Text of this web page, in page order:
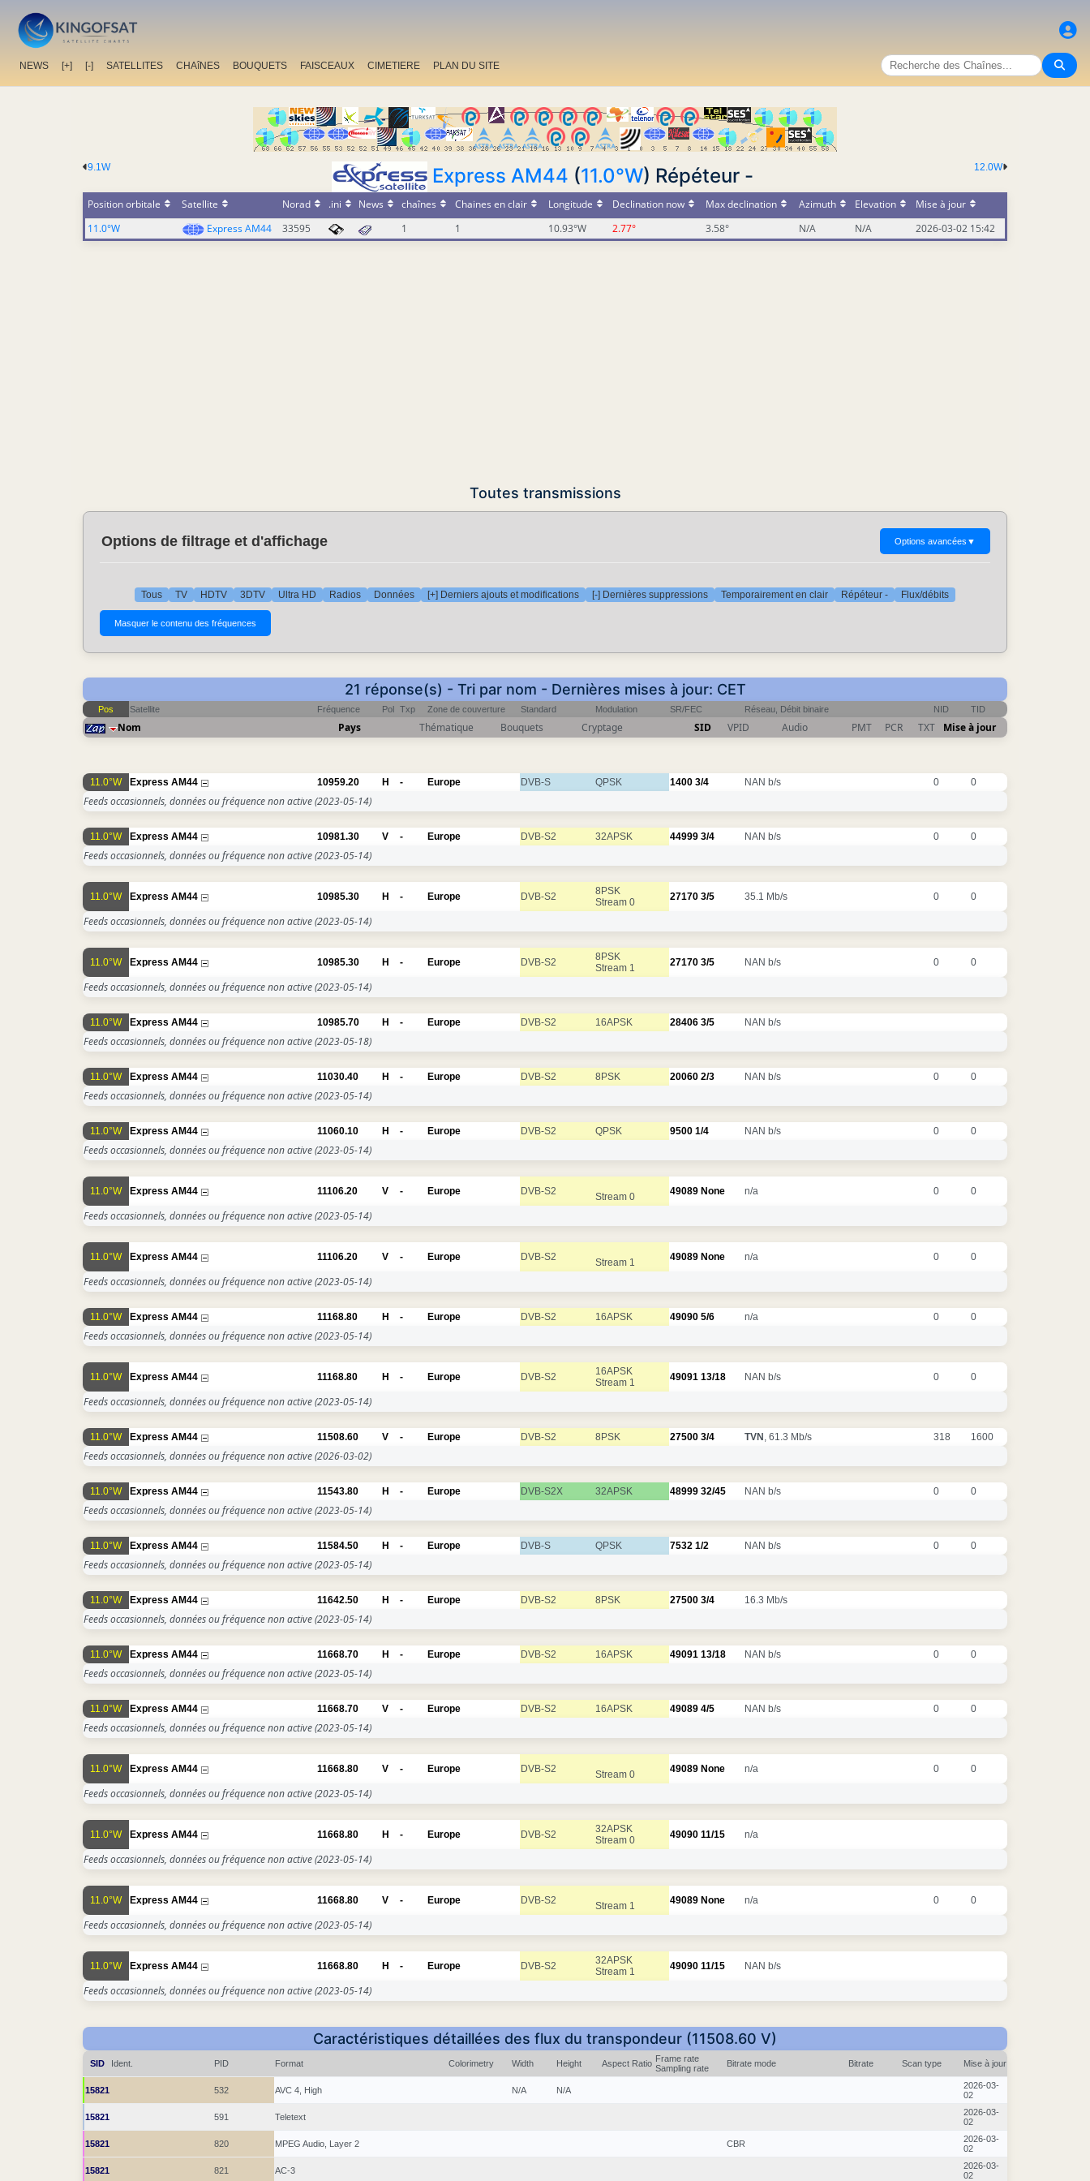
NEWS [+] [-] SATELLITES CHAîNES BOUQUETS FAISCEAUX CIMETIERE PLAN DU SITE
12.0W
9.1W Express AM44 (11.0°W) Répéteur -
Position orbitale Satellite Norad .ini News chaînes Chaines en clair Longitude Declination now Max declination Azimuth Elevation
Mise à jour
11.0°W
Express AM44 33595 1 1 10.93°W 2.77° 3.58° N/A N/A 2026-03-02 15:42
Toutes transmissions
Options de filtrage et d'affichage Options avancées ▼
Tous TV HDTV 3DTV Ultra HD Radios Données [+] Derniers ajouts et modifications [-] Dernières suppressions Temporairement en clair Répéteur - Flux/débits
21 réponse(s) - Tri par nom - Dernières mises à jour: CET
Pos Satellite Fréquence Pol Txp Zone de couverture Standard Modulation SR/FEC Réseau, Débit binaire NID TID
Nom Pays Thématique Bouquets Cryptage SID VPID Audio PMT PCR TXT Mise à jour
11.0°W Express AM44 10959.20 H - Europe DVB-S QPSK 1400 3/4 NAN b/s 0 0
Feeds occasionnels, données ou fréquence non active(2023-05-14)
11.0°W Express AM44 10981.30 V - Europe DVB-S2 32APSK 44999 3/4 NAN b/s 0 0
Feeds occasionnels, données ou fréquence non active(2023-05-14)
11.0°W Express AM44 10985.30 H - Europe DVB-S2
8PSK
Stream 0
27170 3/5 35.1 Mb/s 0 0
Feeds occasionnels, données ou fréquence non active(2023-05-14)
11.0°W Express AM44 10985.30 H - Europe DVB-S2
8PSK
Stream 1
27170 3/5 NAN b/s 0 0
Feeds occasionnels, données ou fréquence non active(2023-05-14)
11.0°W Express AM44 10985.70 H - Europe DVB-S2 16APSK 28406 3/5 NAN b/s
Feeds occasionnels, données ou fréquence non active(2023-05-18)
11.0°W Express AM44 11030.40 H - Europe DVB-S2 8PSK 20060 2/3 NAN b/s 0 0
Feeds occasionnels, données ou fréquence non active(2023-05-14)
11.0°W Express AM44 11060.10 H - Europe DVB-S2 QPSK 9500 1/4 NAN b/s 0 0
Feeds occasionnels, données ou fréquence non active(2023-05-14)
11.0°W Express AM44 11106.20 V - Europe DVB-S2 Stream 0 49089 None n/a 0 0
Feeds occasionnels, données ou fréquence non active(2023-05-14)
11.0°W Express AM44 11106.20 V - Europe DVB-S2 Stream 1 49089 None n/a 0 0
Feeds occasionnels, données ou fréquence non active(2023-05-14)
11.0°W Express AM44 11168.80 H - Europe DVB-S2 16APSK 49090 5/6 n/a 0 0
Feeds occasionnels, données ou fréquence non active(2023-05-14)
11.0°W Express AM44 11168.80 H - Europe DVB-S2
16APSK
Stream 1
49091 13/18 NAN b/s 0 0
Feeds occasionnels, données ou fréquence non active(2023-05-14)
11.0°W Express AM44 11508.60 V - Europe DVB-S2 8PSK 27500 3/4 TVN , 61.3 Mb/s 318 1600
Feeds occasionnels, données ou fréquence non active(2026-03-02)
11.0°W Express AM44 11543.80 H - Europe DVB-S2X 32APSK 48999 32/45 NAN b/s 0 0
Feeds occasionnels, données ou fréquence non active(2023-05-14)
11.0°W Express AM44 11584.50 H - Europe DVB-S QPSK 7532 1/2 NAN b/s 0 0
Feeds occasionnels, données ou fréquence non active(2023-05-14)
11.0°W Express AM44 11642.50 H - Europe DVB-S2 8PSK 27500 3/4 16.3 Mb/s
Feeds occasionnels, données ou fréquence non active(2023-05-14)
11.0°W Express AM44 11668.70 H - Europe DVB-S2 16APSK 49091 13/18 NAN b/s 0 0
Feeds occasionnels, données ou fréquence non active(2023-05-14)
11.0°W Express AM44 11668.70 V - Europe DVB-S2 16APSK 49089 4/5 NAN b/s 0 0
Feeds occasionnels, données ou fréquence non active(2023-05-14)
11.0°W Express AM44 11668.80 V - Europe DVB-S2 Stream 0 49089 None n/a 0 0
Feeds occasionnels, données ou fréquence non active(2023-05-14)
11.0°W Express AM44 11668.80 H - Europe DVB-S2
32APSK
Stream 0
49090 11/15 n/a
Feeds occasionnels, données ou fréquence non active(2023-05-14)
11.0°W Express AM44 11668.80 V - Europe DVB-S2 Stream 1 49089 None n/a 0 0
Feeds occasionnels, données ou fréquence non active(2023-05-14)
11.0°W Express AM44 11668.80 H - Europe DVB-S2
32APSK
Stream 1
49090 11/15 NAN b/s
Feeds occasionnels, données ou fréquence non active(2023-05-14)
Caractéristiques détaillées des flux du transpondeur (11508.60 V)
SID Ident. PID Format Colorimetry Width Height Aspect Ratio Frame rate
Sampling rate
Bitrate mode Bitrate Scan type Mise à jour
15821 532 AVC 4, High N/A N/A
2026-03-
02
15821 591 Teletext
2026-03-
02
15821 820 MPEG Audio, Layer 2 CBR
2026-03-
02
15821 821 AC-3
2026-03-
02